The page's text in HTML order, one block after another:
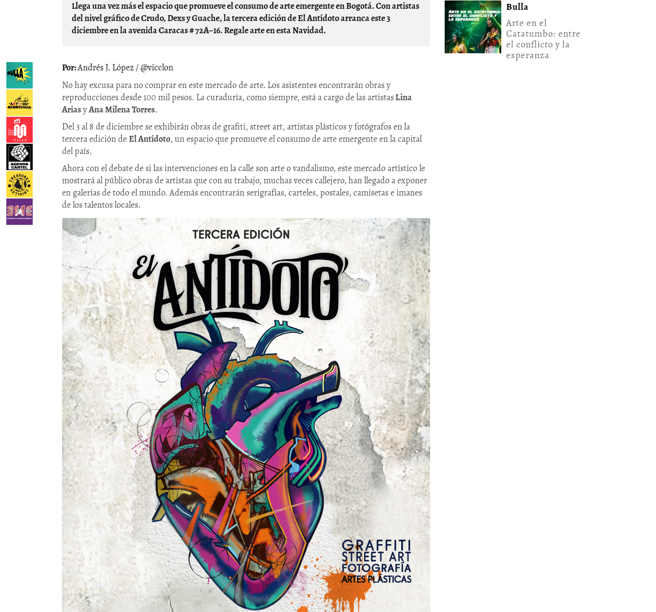
Llega una vez más el espacio que promueve el consumo de arte emergente en Bogotá. Con artistas
del nivel gráfico de Crudo, Dexs y Guache, la tercera edición de El Antídoto arranca este 3
diciembre en la avenida Caracas # 72A–16. Regale arte en esta Navidad.
Andrés J. López / @vicclon
No hay excusa para no comprar en este mercado de arte. Los asistentes encontrarán obras y
reproducciones desde 100 mil pesos. La curaduría, como siempre, está a cargo de las artistasLina
AriasyAna Milena Torres.
Del 3 al 8 de diciembre se exhibirán obras de grafiti, street art, artistas plásticos y fotógrafos en la
tercera edición deEl Antídoto, un espacio que promueve el consumo de arte emergente en la capital
del país.
Ahora con el debate de si las intervenciones en la calle son arte o vandalismo, este mercado artístico le
mostrará al público obras de artistas que con su trabajo, muchas veces callejero, han llegado a exponer
en galerías de todo el mundo. Además encontrarán serigrafías, carteles, postales, camisetas e imanes
de los talentos locales.
Bulla
Arte en el
Catatumbo: entre
el conflicto y la
esperanza